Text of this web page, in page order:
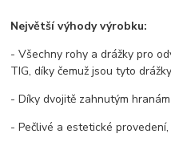
Největší výhody výrobku:
- Všechny rohy a drážky pro
TIG, díky čemuž jsou tyto
- Díky dvojitě zahnutým
- Pečlivé a estetické